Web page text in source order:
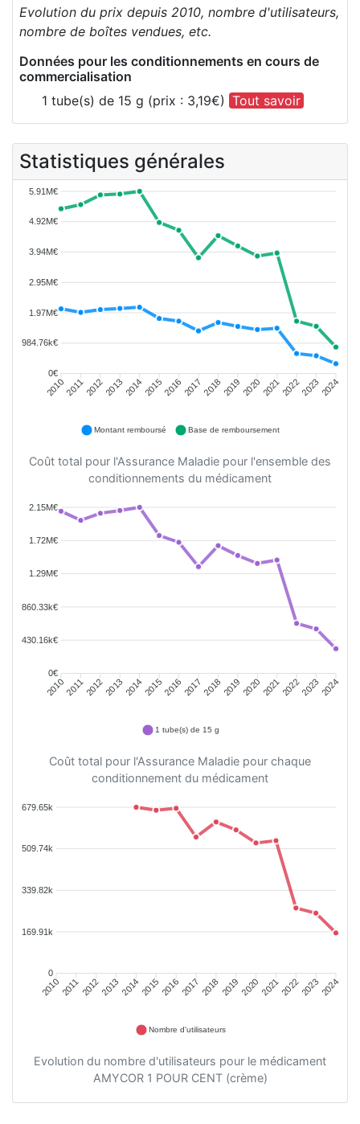
Evolution du prix depuis 2010, nombre d'utilisateurs,
nombre de boîtes vendues, etc.
Données pour les conditionnements en cours de
commercialisation
1 tube(s) de 15 g (prix : 3,19€) Tout savoir
Statistiques générales
5.91M€
4.92M€
3.94M€
2.95M€
1.97M€
984.76k€
0€
201020112012201320142015201620172018201920202021202220232024
Montant remboursé Base de remboursement
Coût total pour l'Assurance Maladie pour l'ensemble des
conditionnements du médicament
2.15M€
1.72M€
1.29M€
860.33k€
430.16k€
0€
201020112012201320142015201620172018201920202021202220232024
1 tube(s) de 15 g
Coût total pour l'Assurance Maladie pour chaque
conditionnement du médicament
679.65k
509.74k
339.82k
169.91k
0
20102011201220132014201520162017 2018 201920202021202220232024
Nombre d'utilisateurs
Evolution du nombre d'utilisateurs pour le médicament
AMYCOR 1 POUR CENT (crème)